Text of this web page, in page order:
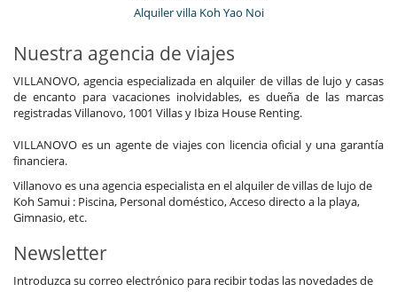
Alquiler villa Koh Yao Noi
Nuestra agencia de viajes
VILLANOVO, agencia especializada en alquiler de villas de lujo y casas
de encanto para vacaciones inolvidables, es dueña de las marcas
registradas Villanovo, 1001 Villas y Ibiza House Renting.
VILLANOVO es un agente de viajes con licencia oficial y una garantía
financiera.
Villanovo es una agencia especialista en el alquiler de villas de lujo de
Koh Samui : Piscina, Personal doméstico, Acceso directo a la playa,
Gimnasio, etc.
Newsletter
Introduzca su correo electrónico para recibir todas las novedades de